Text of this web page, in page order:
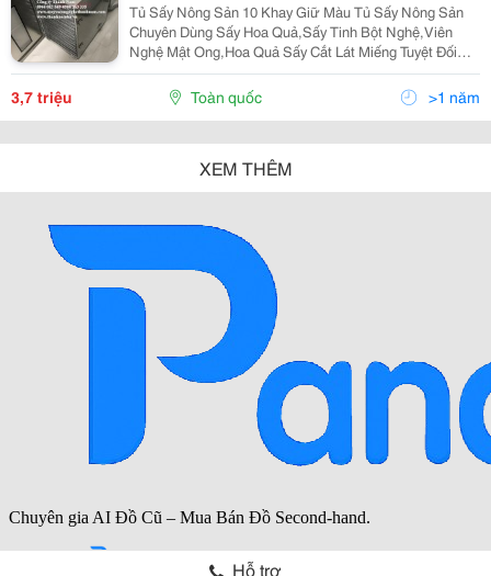
Tủ Sấy Nông Sản 10 Khay Giữ Màu Tủ Sấy Nông Sản
Chuyên Dùng Sấy Hoa Quả,Sấy Tinh Bột Nghệ,Viên
Nghệ Mật Ong,Hoa Quả Sấy Cắt Lát Miếng Tuyệt Đối
Giữ Màu Đẹp Mắt Máy Chuyên Dùng Để Sấy Hoa Quả
Khô Và Rau Khô Máy Được Các Nhà Sản Xuất Kinh
Doanh Vừa
3,7 triệu Toàn quốc >1 năm
XEM THÊM
Hỗ trợ